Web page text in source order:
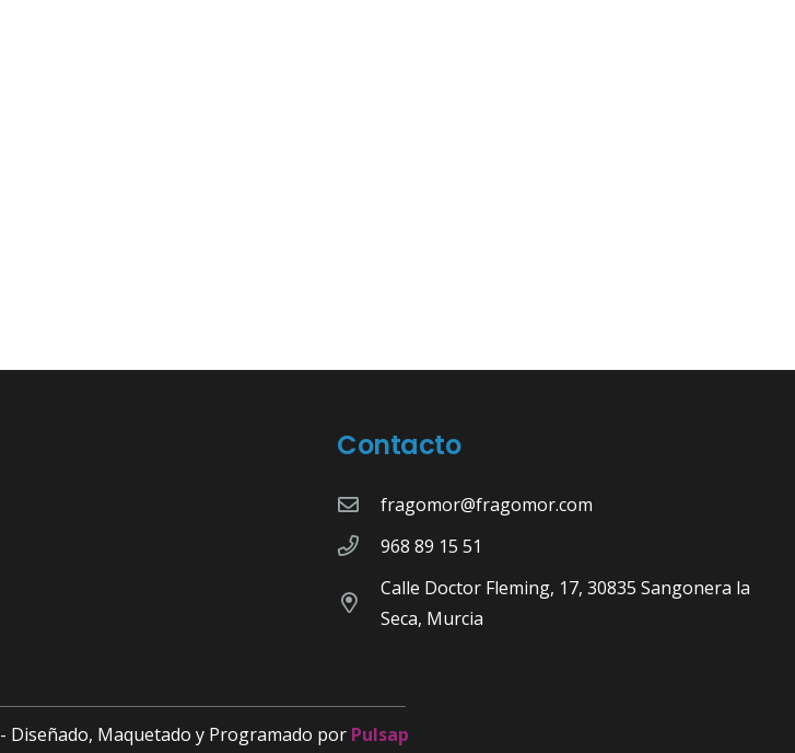
Contacto
fragomor@fragomor.com
968 89 15 51
Calle Doctor Fleming, 17, 30835 Sangonera la
Seca, Murcia
- Diseñado, Maquetado y Programado por Pulsap